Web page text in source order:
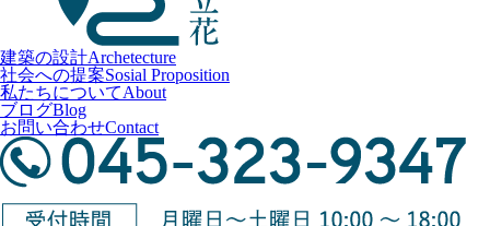
建築の設計Archetecture
社会への提案Sosial Proposition
私たちについてAbout
ブログBlog
お問い合わせContact